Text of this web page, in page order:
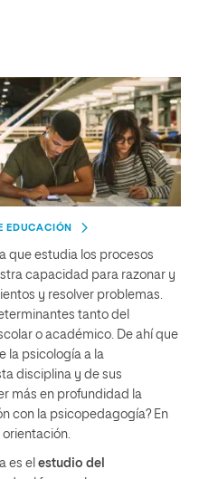
EDUCACIÓN
que estudia los procesos
capacidad para razonar y
y resolver problemas.
tanto del
o académico. De ahí que
la psicología a la
disciplina y de sus
más en profundidad la
con la psicopedagogía? En
es el estudio del